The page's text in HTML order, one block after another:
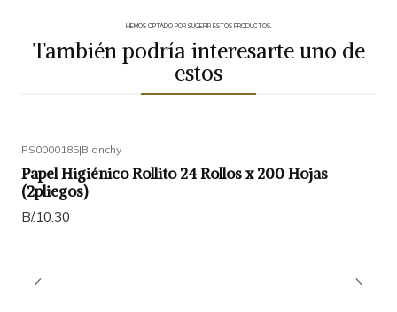
HEMOS OPTADO POR SUGERIR ESTOS PRODUCTOS.
También podría interesarte uno de
estos
PS0000185|Blanchy
Papel Higiénico Rollito 24 Rollos x 200 Hojas
(2pliegos)
B/.10.30